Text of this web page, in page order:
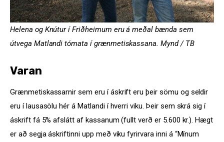
Helena og Knútur í Friðheimum eru á meðal bænda sem
útvega Matlandi tómata í grænmetiskassana. Mynd / TB
Varan
Grænmetiskassarnir sem eru í áskrift eru þeir sömu og seldir
eru í lausasölu hér á Matlandi í hverri viku. Þeir sem skrá sig í
áskrift fá 5% afslátt af kassanum (fullt verð er 5.600 kr.). Hægt
er að segja áskriftinni upp með viku fyrirvara inni á “Mínum